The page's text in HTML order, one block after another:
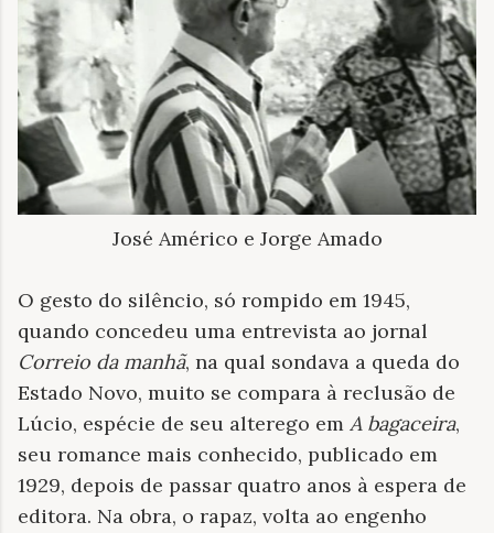
José Américo e Jorge Amado
O gesto do silêncio, só rompido em 1945,
quando concedeu uma entrevista ao jornal
Correio da manhã, na qual sondava a queda do
Estado Novo, muito se compara à reclusão de
Lúcio, espécie de seu alterego em A bagaceira,
seu romance mais conhecido, publicado em
1929, depois de passar quatro anos à espera de
editora. Na obra, o rapaz, volta ao engenho